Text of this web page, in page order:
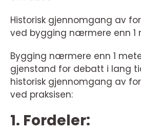
Historisk gjennomgang av
ved bygging nærmere enn 1
Bygging nærmere enn 1
gjenstand for debatt i lang
historisk gjennomgang av
ved praksisen:
1. Fordeler: